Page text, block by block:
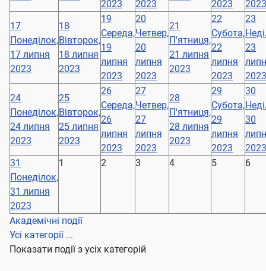
2023
2023
2023
2023
17
Понеділок,
17 липня
2023
18
Вівторок,
18 липня
2023
19
Середа,
19
липня
2023
20
Четвер,
20
липня
2023
21
П'ятниця,
21 липня
2023
22
Субота,
22
липня
2023
23
23
2023
24
Понеділок,
24 липня
2023
25
Вівторок,
25 липня
2023
26
Середа,
26
липня
2023
27
Четвер,
27
липня
2023
28
П'ятниця,
28 липня
2023
29
Субота,
29
липня
2023
30
30
2023
31
Понеділок,
31 липня
2023
1 2 3 4 5 6
Академічні події
Усі категорії ...
Показати події з усіх категорій